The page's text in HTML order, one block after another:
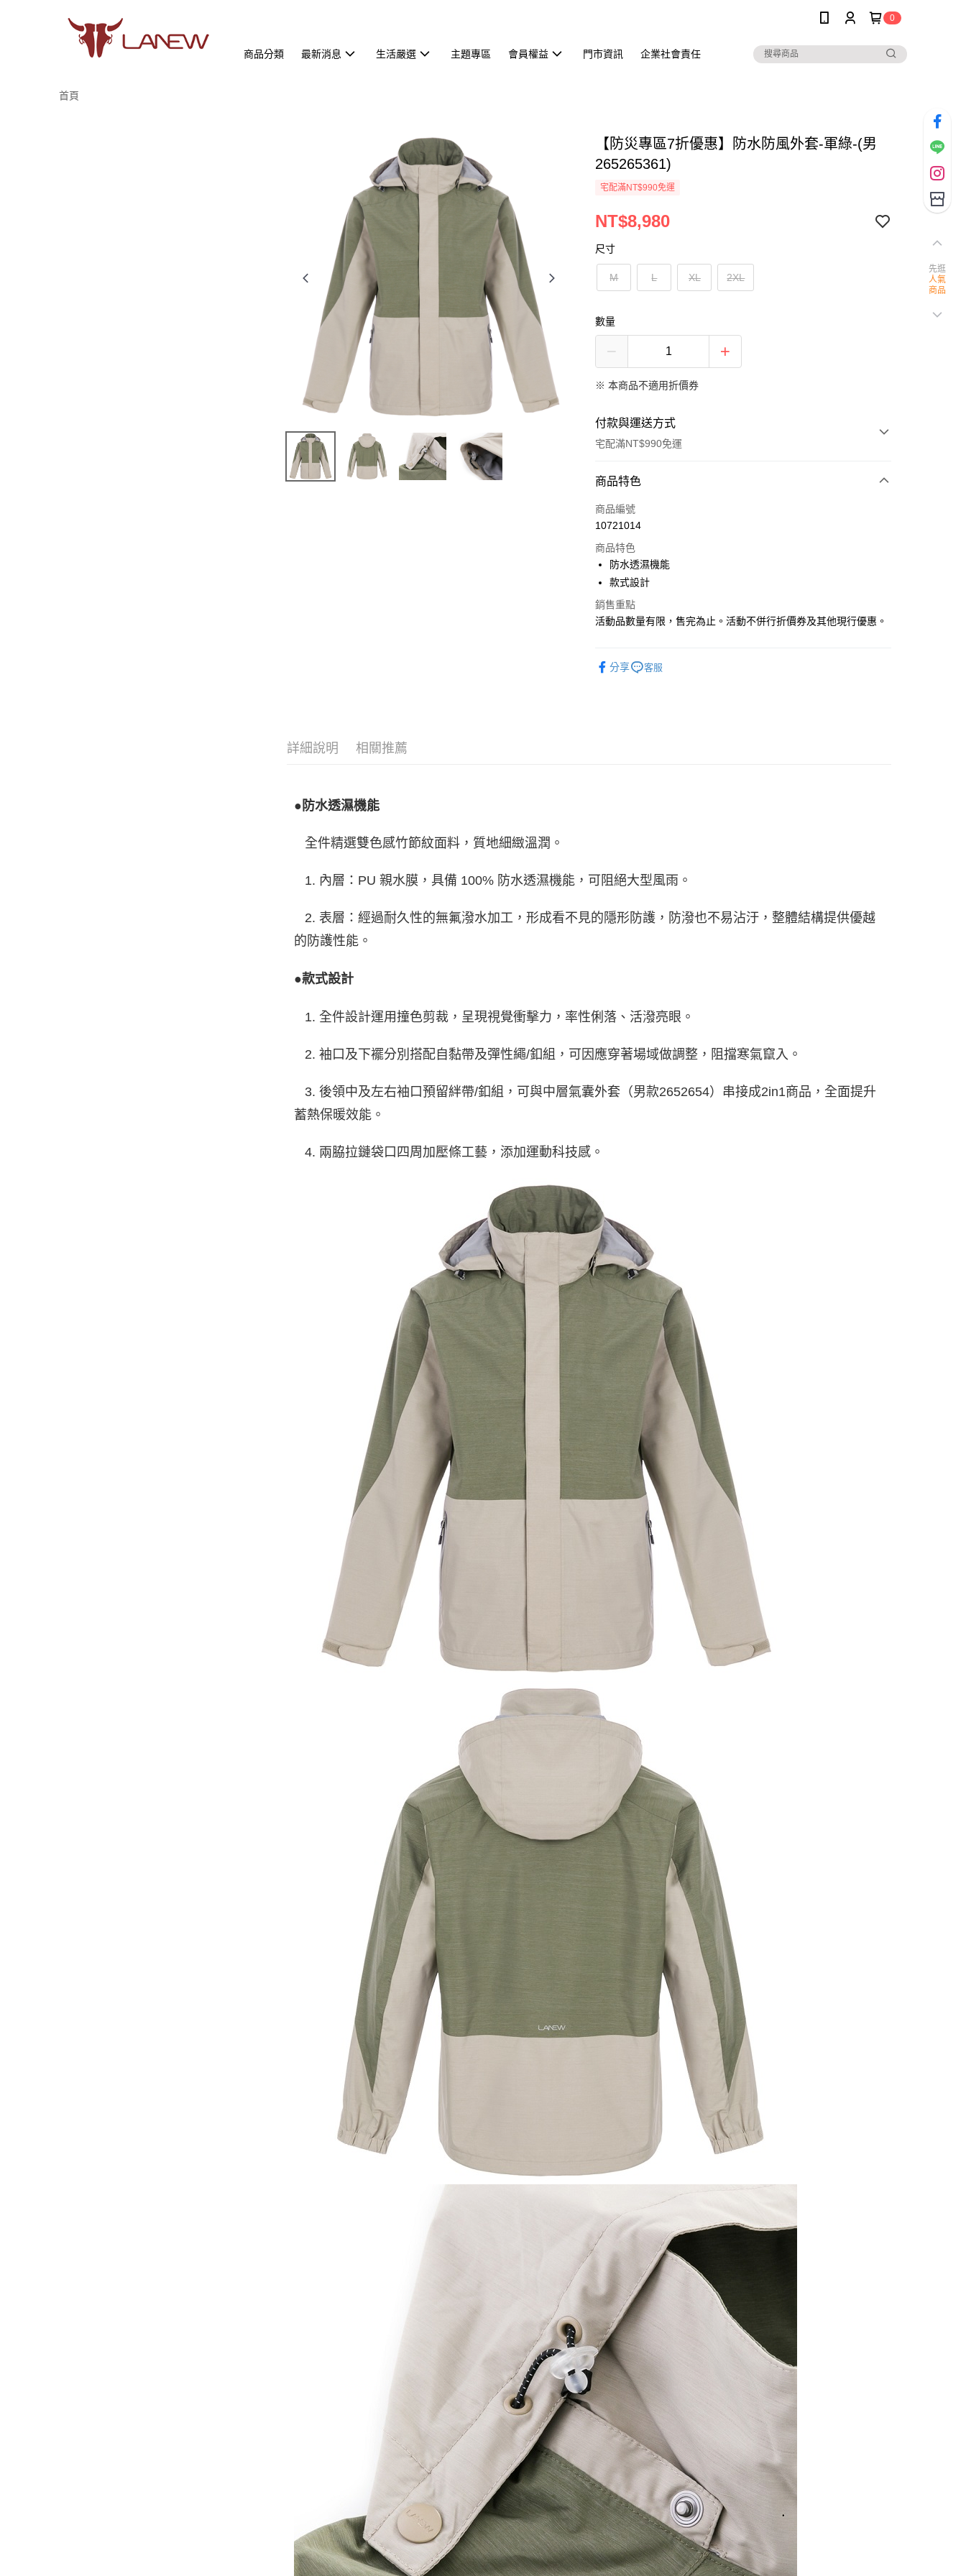
0
商品分類 最新消息 生活嚴選 主題專區 會員權益 門市資訊 企業社會責任
首頁
【防災專區7折優惠】防水防風外套-軍綠-(男
265265361)
宅配滿NT$990免運
NT$8,980
尺寸
M L XL 2XL
數量
※ 本商品不適用折價券
付款與運送方式
宅配滿NT$990免運
付款方式
信用卡一次付款
Apple Pay
悠遊付
Google Pay
ATM付款
商品特色
商品編號
10721014
商品特色
防水透濕機能
款式設計
銷售重點
活動品數量有限，售完為止。活動不併行折價券及其他現行優惠。
分享 客服
詳細說明 相關推薦
●防水透濕機能
全件精選雙色感竹節紋面料，質地細緻溫潤。
1. 內層：PU 親水膜，具備 100% 防水透濕機能，可阻絕大型風雨。
2. 表層：經過耐久性的無氟潑水加工，形成看不見的隱形防護，防潑也不易沾汙，整體結構提供優越
的防護性能。
●款式設計
1. 全件設計運用撞色剪裁，呈現視覺衝擊力，率性俐落、活潑亮眼。
2. 袖口及下襬分別搭配自黏帶及彈性繩/釦組，可因應穿著場域做調整，阻擋寒氣竄入。
3. 後領中及左右袖口預留絆帶/釦組，可與中層氣囊外套（男款2652654）串接成2in1商品，全面提升
蓄熱保暖效能。
4. 兩脇拉鏈袋口四周加壓條工藝，添加運動科技感。
先逛
人氣
商品